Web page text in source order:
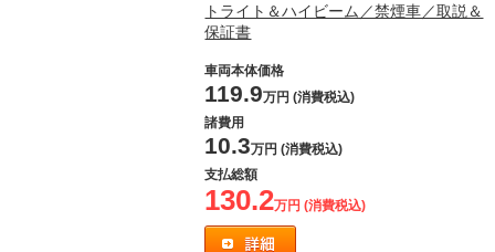
トライト＆ハイビーム／禁煙車／取説＆
保証書
車両本体価格
119.9万円 (消費税込)
諸費用
10.3万円 (消費税込)
支払総額
130.2万円 (消費税込)